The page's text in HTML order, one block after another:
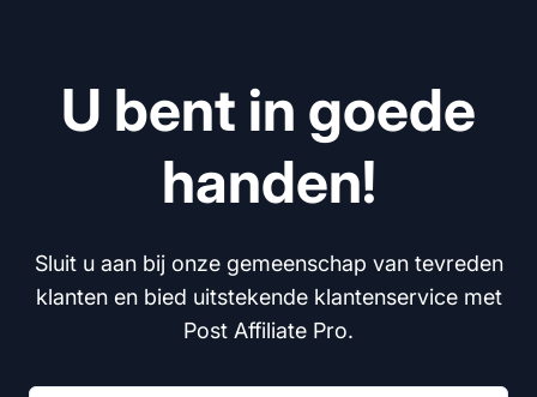
U bent in goede
handen!
Sluit u aan bij onze gemeenschap van tevreden
klanten en bied uitstekende klantenservice met
Post Affiliate Pro.